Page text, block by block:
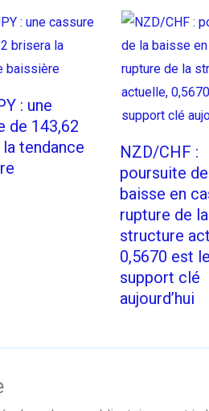
: une
de 143,62
tendance
NZD/CHF :
poursuite
baisse en
rupture de la
structure
0,5670 est le
support clé
aujourd’hui